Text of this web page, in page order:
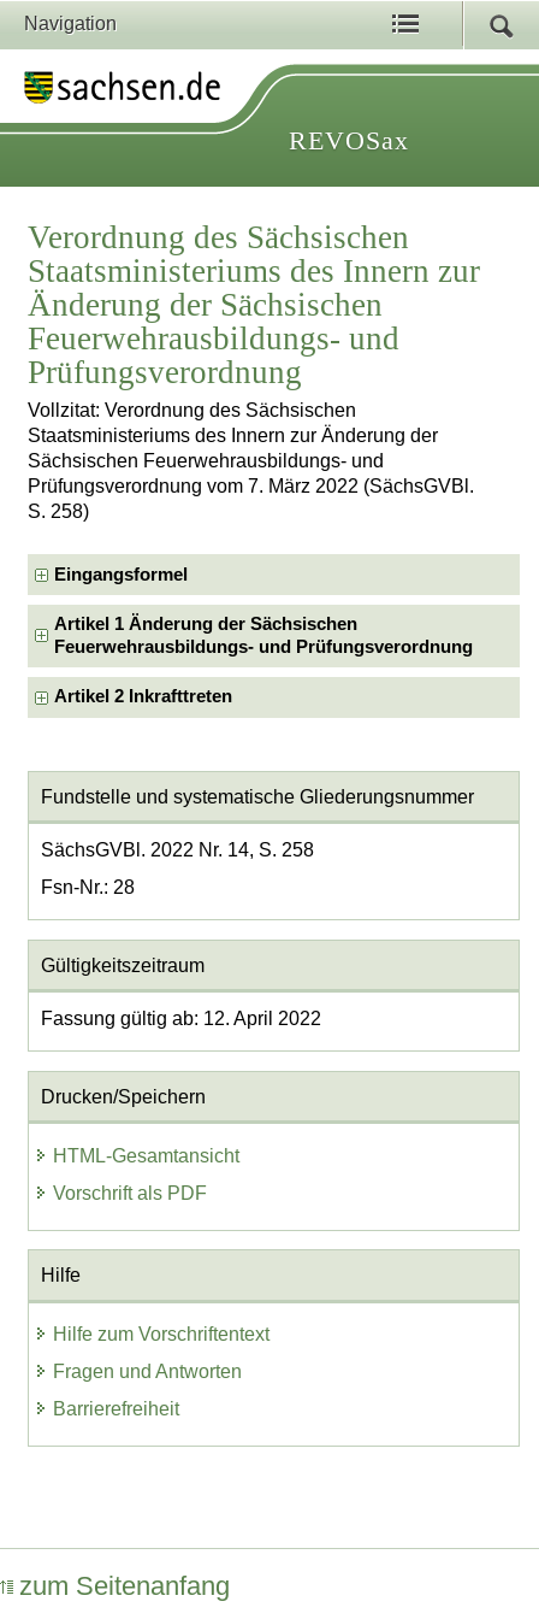
Navigation
REVOSax
Verordnung des Sächsischen
Staatsministeriums des Innern zur
Änderung der Sächsischen
Feuerwehrausbildungs- und
Prüfungsverordnung
Vollzitat: Verordnung des Sächsischen
Staatsministeriums des Innern zur Änderung der
Sächsischen Feuerwehrausbildungs- und
Prüfungsverordnung vom 7. März 2022 (SächsGVBl.
S. 258)
Eingangsformel
Artikel 1 Änderung der Sächsischen
Feuerwehrausbildungs- und Prüfungsverordnung
Artikel 2 Inkrafttreten
Fundstelle und systematische Gliederungsnummer
SächsGVBl. 2022 Nr. 14, S. 258
Fsn-Nr.: 28
Gültigkeitszeitraum
Fassung gültig ab: 12. April 2022
Drucken/Speichern
HTML-Gesamtansicht
Vorschrift als PDF
Hilfe
Hilfe zum Vorschriftentext
Fragen und Antworten
Barrierefreiheit
zum Seitenanfang